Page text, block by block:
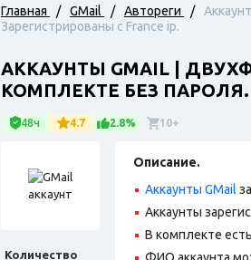
Главная / GMail / Автореги /
Зарегистрированы с France ip.
АККАУНТЫ GMAIL |
КОМПЛЕКТЕ БЕЗ ПАРОЛЯ.
48ч 4.7 2.8% 10+
Количество
Описание.
Аккаунты GMail
Аккаунты
В комплекте
ФИО аккаунта